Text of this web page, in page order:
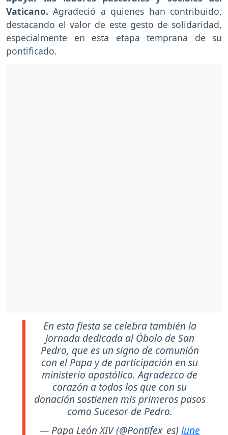
Vaticano. Agradeció a quienes han contribuido,
destacando el valor de este gesto de solidaridad,
especialmente en esta etapa temprana de su
pontificado.
En esta fiesta se celebra también la
Jornada dedicada al Óbolo de San
Pedro, que es un signo de comunión
con el Papa y de participación en su
ministerio apostólico. Agradezco de
corazón a todos los que con su
donación sostienen mis primeros pasos
como Sucesor de Pedro.
— Papa León XIV (@Pontifex_es) June